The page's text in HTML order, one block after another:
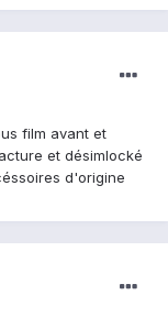
film avant et
et désimlocké
d'origine